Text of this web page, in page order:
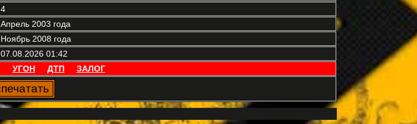
4
Апрель 2003 года
Ноябрь 2008 года
07.08.2026 01:42
УГОН ДТП ЗАЛОГ